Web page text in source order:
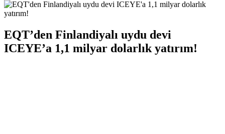
EQT’den Finlandiyalı uydu devi
ICEYE’a 1,1 milyar dolarlık yatırım!